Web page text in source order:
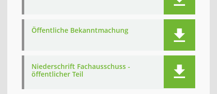
Öffentliche Bekanntmachung
Niederschrift Fachausschuss -
öffentlicher Teil